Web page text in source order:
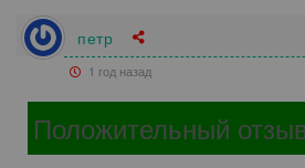
петр
1 год назад
Положительный